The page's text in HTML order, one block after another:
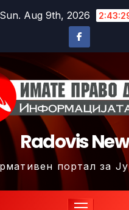
Sun. Aug 9th, 2026
Radovis
портал за